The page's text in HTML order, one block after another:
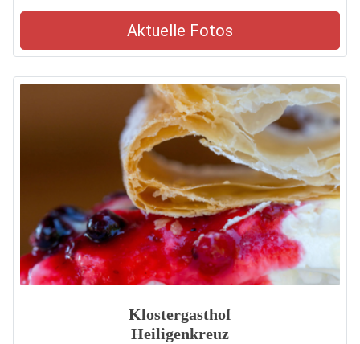
Aktuelle Fotos
Klostergasthof
Heiligenkreuz